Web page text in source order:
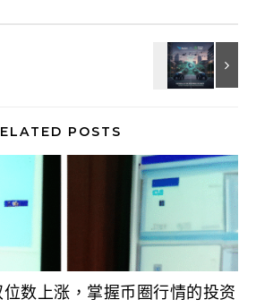
POSTS
数上涨，掌握币圈行情的投资